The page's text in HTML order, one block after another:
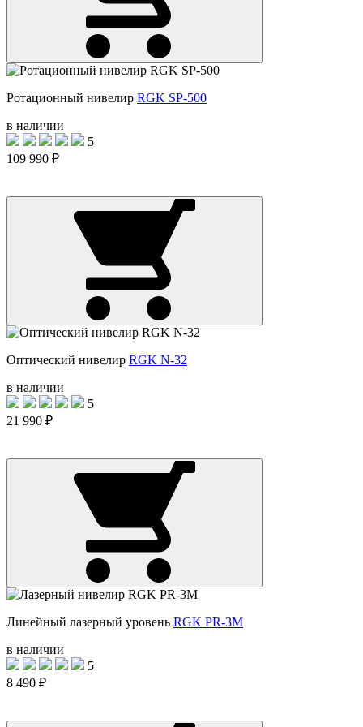
Ротационный нивелир RGK SP-500
в наличии
5
109 990 ₽
Оптический нивелир RGK N-32
в наличии
5
21 990 ₽
Линейный лазерный уровень RGK PR-3M
в наличии
5
8 490 ₽